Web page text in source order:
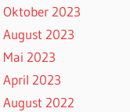
Oktober 2023
August 2023
Mai 2023
April 2023
August 2022